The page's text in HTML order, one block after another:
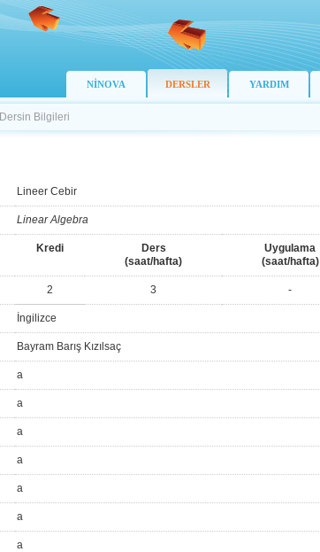
NİNOVA DERSLER YARDIM
Dersin Bilgileri
Lineer Cebir
Linear Algebra
Kredi
Ders
(saat/hafta)
Uygulama
(saat/hafta)
2 3 -
İngilizce
Bayram Barış Kızılsaç
a
a
a
a
a
a
a